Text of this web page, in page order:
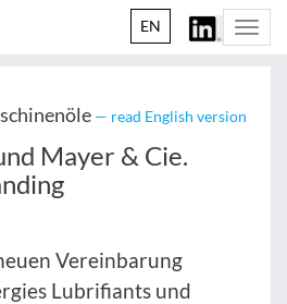
EN
— read English version
Mayer & Cie.
Vereinbarung
Lubrifiants und